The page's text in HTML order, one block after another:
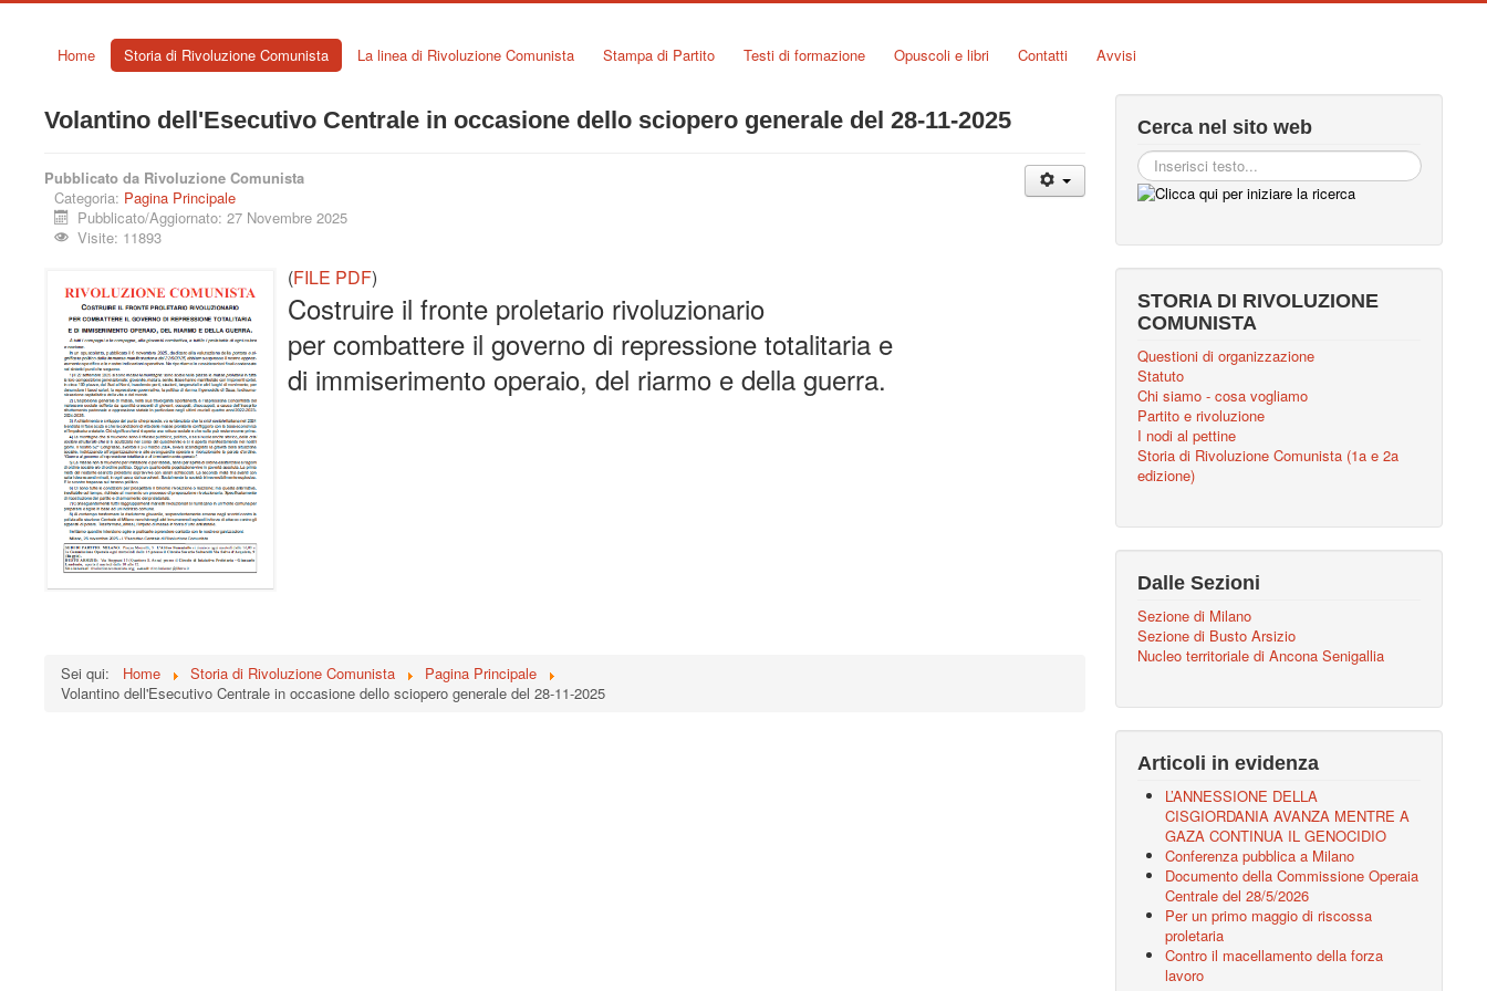
Home Storia di Rivoluzione Comunista La linea di Rivoluzione Comunista Stampa di Partito Testi di formazione Opuscoli e libri Contatti Avvisi
Volantino dell'Esecutivo Centrale in occasione dello sciopero generale del 28-11-2025
Pubblicato da Rivoluzione Comunista
Categoria: Pagina Principale
Pubblicato/Aggiornato: 27 Novembre 2025
Visite: 11893
(FILE PDF)
Costruire il fronte proletario rivoluzionario
per combattere il governo di repressione totalitaria e
di immiserimento operaio, del riarmo e della guerra.
Sei qui: Home Storia di Rivoluzione Comunista
Pagina Principale
Volantino dell'Esecutivo Centrale in occasione dello sciopero generale del 28-11-2025
Cerca nel sito web
STORIA DI RIVOLUZIONE
COMUNISTA
Questioni di organizzazione
Statuto
Chi siamo - cosa vogliamo
Partito e rivoluzione
I nodi al pettine
Storia di Rivoluzione Comunista (1a e 2a
edizione)
Dalle Sezioni
Sezione di Milano
Sezione di Busto Arsizio
Nucleo territoriale di Ancona Senigallia
Articoli in evidenza
L’ANNESSIONE DELLA
CISGIORDANIA AVANZA MENTRE A
GAZA CONTINUA IL GENOCIDIO
Conferenza pubblica a Milano
Documento della Commissione Operaia
Centrale del 28/5/2026
Per un primo maggio di riscossa
proletaria
Contro il macellamento della forza
lavoro